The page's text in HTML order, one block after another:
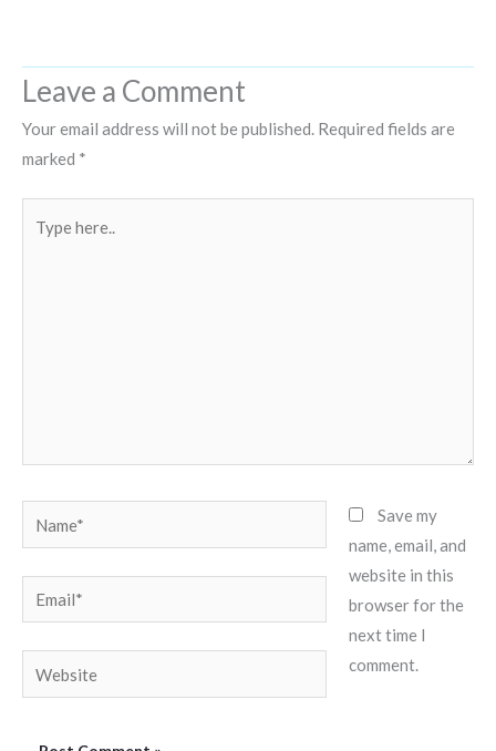
Leave a Comment
Your email address will not be published. Required fields are
marked *
here..
Email*
Save my
name, email, and
website in this
browser for the
next time I
comment.